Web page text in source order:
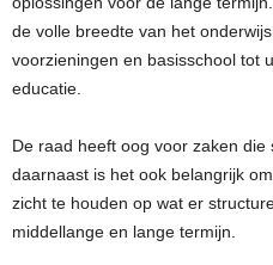
de volle breedte van het
voorzieningen en basisschool tot
educatie.
De raad heeft oog voor zaken
daarnaast is het ook belangrijk
zicht te houden op wat er
middellange en lange termijn.